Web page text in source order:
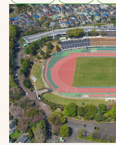
お問合せ
お取引先の皆様へ
プライバシーポリシー
ソーシャルメディアポリシー